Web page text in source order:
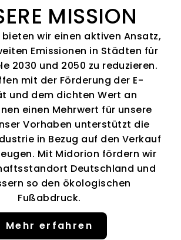
MISSION
wir einen aktiven Ansatz,
Emissionen in Städten für
2030 und 2050 zu reduzieren.
mit der Förderung der E-
und dem dichten Wert an
einen Mehrwert für unsere
Vorhaben unterstützt die
in Bezug auf den Verkauf
Mit Midorion fördern wir
Deutschland und
so den ökologischen
Fußabdruck.
Mehr erfahren